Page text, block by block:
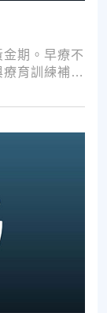
期。早療不
育訓練補